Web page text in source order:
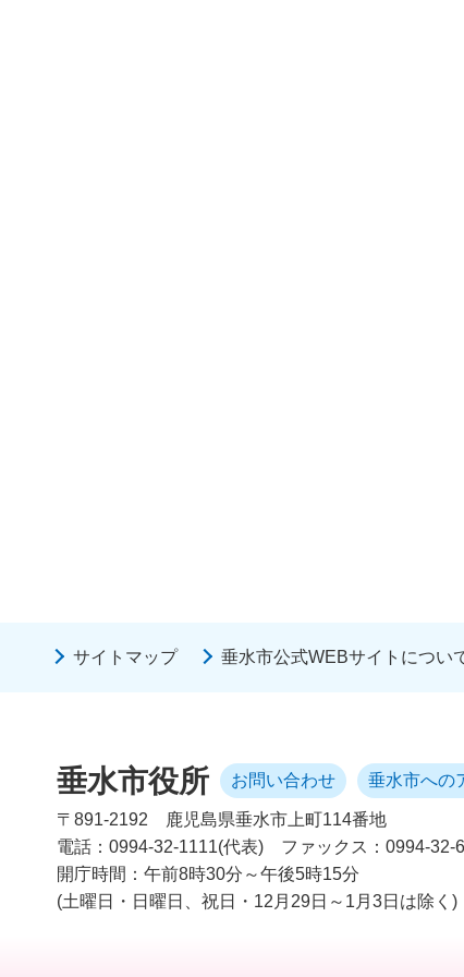
サイトマップ 垂水市公式WEBサイトについ
垂水市役所 お問い合わせ 垂水市への
〒891-2192
鹿児島県垂水市上町114番地
電話：0994-32-1111(代表)
ファックス：0994-32-
開庁時間：午前8時30分～午後5時15分
(土曜日・日曜日、祝日・12月29日～1月3日は除く)